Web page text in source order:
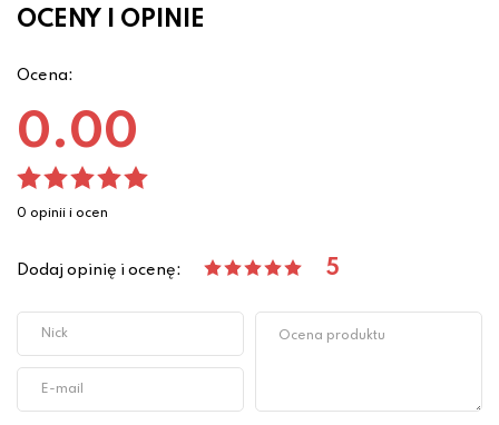
OCENY I OPINIE
Ocena:
0.00
0 opinii i ocen
Dodaj opinię i ocenę: 5